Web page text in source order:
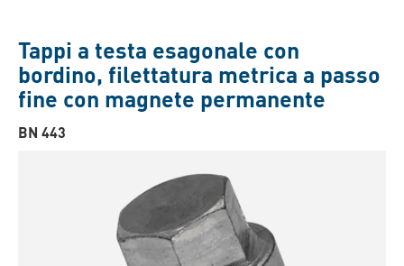
Tappi a testa esagonale con
bordino, filettatura metrica a passo
fine con magnete permanente
BN 443